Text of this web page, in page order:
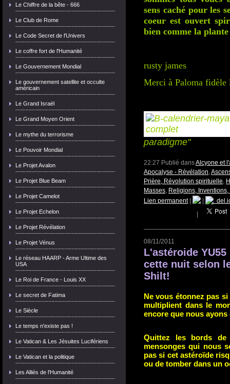
Le Chiffre de la bête - 666
Le Club de Rome
Le Code Secret de l'Univers
Le coffre fort de l'Humanité
Le Gouvernement Mondial
Le gouvernement satellite et occulte
américain
Le Grand Israël
Le Grand Moyen Orient
Le mythe du terrorisme
Le Pouvoir Mondial
Le Projet Avalon
Le Projet Blue Beam
Le Projet Camelot
Le Projet Echelon
Le Projet Révélation
Le Projet Vénus
Le réseau HAARP - Arme Ultime des
USA
Le Roi de France - Louis XX
Le secret de Fatima
Le Siècle
Le temps n'existe pas !
Le Vatican & Les Jésuites Lucifériens
Le Vatican et la politique
Les Alliés de l'Humanité
sens caché pour les
coeur est ouvert
bien comme la
rusty james
Merci à Paloma
paradigme"
22:27 Publié dansAlcyone et
Apocalyse - Révélation,
Prière, Révolution spirituelle,
Masses, Religions,
Lien permanent|
08/11/2011
L'astéroide
cette nuit selon
Shilt!
Ne vous étonnez pas
multiplient dans le
encore que nous
Quittez les bords
mensonges qui nous
pas si cet astéroïde
ou de tomber dans un